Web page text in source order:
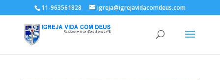
11-963561828 igreja@igrejavidacomdeus.com